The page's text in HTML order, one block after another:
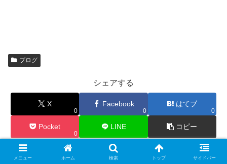
ブログ
シェアする
X
0
Facebook
0
はてブ
0
Pocket
0
LINE コピー
めでぃすたをフォローする
メニュー ホーム 検索 トップ サイドバー